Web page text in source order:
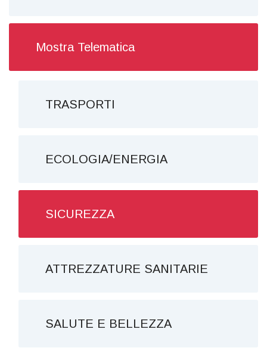
Mostra Telematica
TRASPORTI
ECOLOGIA/ENERGIA
SICUREZZA
ATTREZZATURE SANITARIE
SALUTE E BELLEZZA